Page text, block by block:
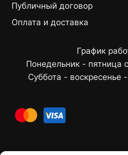
Публичный договор
Оплата и доставка
График
Понедельник - пятница
Суббота - воскресенье